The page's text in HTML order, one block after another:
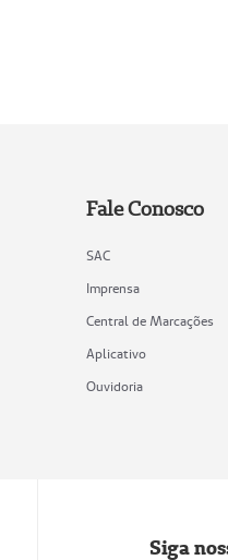
Fale Conosco
SAC
Imprensa
Central de Marcações
Aplicativo
Ouvidoria
Siga